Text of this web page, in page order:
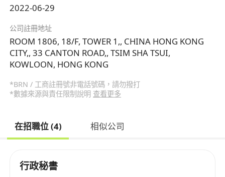
2022-06-29
公司註冊地址
ROOM 1806, 18/F, TOWER 1,, CHINA HONG KONG
CITY,, 33 CANTON ROAD,, TSIM SHA TSUI,
KOWLOON, HONG KONG
*BRN / 工商註冊號非電話號碼，請勿撥打
*數據來源與責任限制說明 查看更多
在招職位 (4) 相似公司
行政秘書